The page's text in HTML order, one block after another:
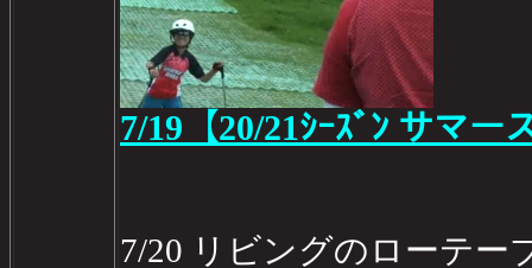
7/19【20/21ｼｰｽﾞﾝ サマー
7/20 リビングのローテー